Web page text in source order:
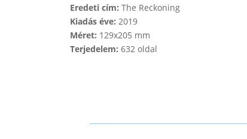
Eredeti cím: The ​Reckoning
Kiadás éve: 2019
Méret: 129x205 mm
Terjedelem: 632 oldal